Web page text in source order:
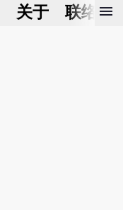
关于 联络我
menu